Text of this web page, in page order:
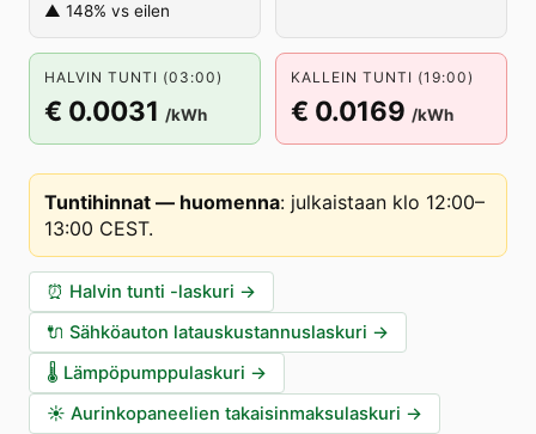
▲ 148% vs eilen
HALVIN TUNTI (03:00)
€ 0.0031 /kWh
KALLEIN TUNTI (19:00)
€ 0.0169 /kWh
Tuntihinnat — huomenna: julkaistaan klo 12:00–
13:00 CEST.
⏰ Halvin tunti -laskuri →
🔌 Sähköauton latauskustannuslaskuri →
🌡️ Lämpöpumppulaskuri →
☀️ Aurinkopaneelien takaisinmaksulaskuri →